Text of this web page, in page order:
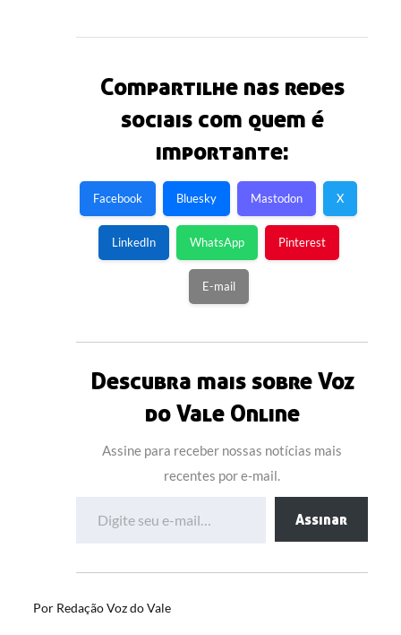
Compartilhe nas redes
sociais com quem é
importante:
Facebook Bluesky Mastodon X
LinkedIn WhatsApp Pinterest
E-mail
Descubra mais sobre Voz
do Vale Online
Assine para receber nossas notícias mais
recentes por e-mail.
Assinar
Por Redação Voz do Vale